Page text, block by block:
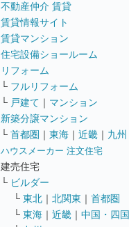
不動産仲介 賃貸
賃貸情報サイト
賃貸マンション
住宅設備ショールーム
リフォーム
└ フルリフォーム
└ 戸建て ｜ マンション
新築分譲マンション
└ 首都圏 ｜ 東海 ｜ 近畿 ｜ 九州
ハウスメーカー 注文住宅
建売住宅
└ ビルダー
└ 東北 ｜ 北関東 ｜ 首都圏
└ 東海 ｜ 近畿 ｜ 中国・四国